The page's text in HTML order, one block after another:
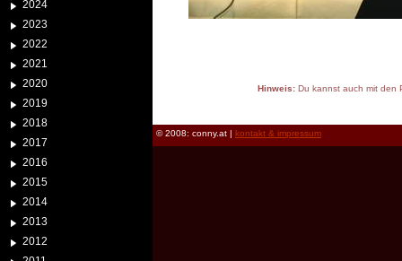
2024
2023
2022
2021
2020
2019
2018
2017
2016
2015
2014
2013
2012
Hinweis:Du kannst auch mit den
© 2008: conny.at | kontakt & impressum